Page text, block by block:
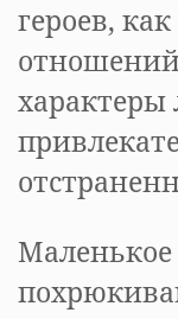
героев,
Маленькое